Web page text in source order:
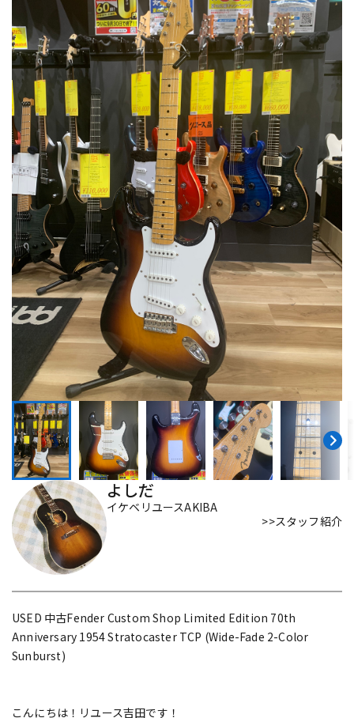
エレキギター アコギ/エレアコ
ベース ウクレレ
ドラム パーカッション
キーボード 電子ピアノ
管楽器
アンプ エフェクター
DTM
DTM オンライン納品 レコーディング機器
配信/ライブ機器 楽器アクセサリ
中古 ヴィンテージ
よしだ
イケベリユースAKIBA
>>スタッフ紹介
USED 中古Fender Custom Shop Limited Edition 70th
Anniversary 1954 Stratocaster TCP (Wide-Fade 2-Color
Sunburst)
こんにちは！リユース吉田です！